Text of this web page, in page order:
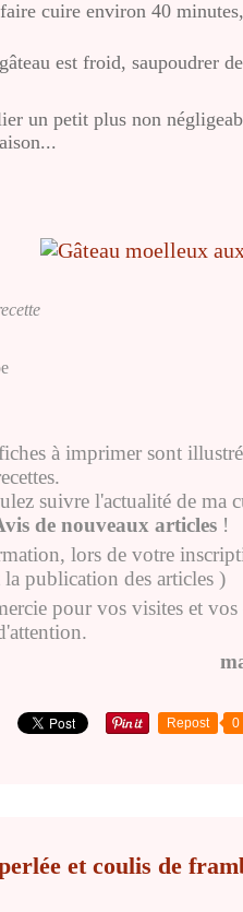
cuire environ 40
est froid, saupoudrer
un petit plus non
à imprimer sont
suivre l'actualité de ma
de nouveaux articles !
lors de votre
la publication des articles )
pour vos visites et
Repost 0
et coulis de